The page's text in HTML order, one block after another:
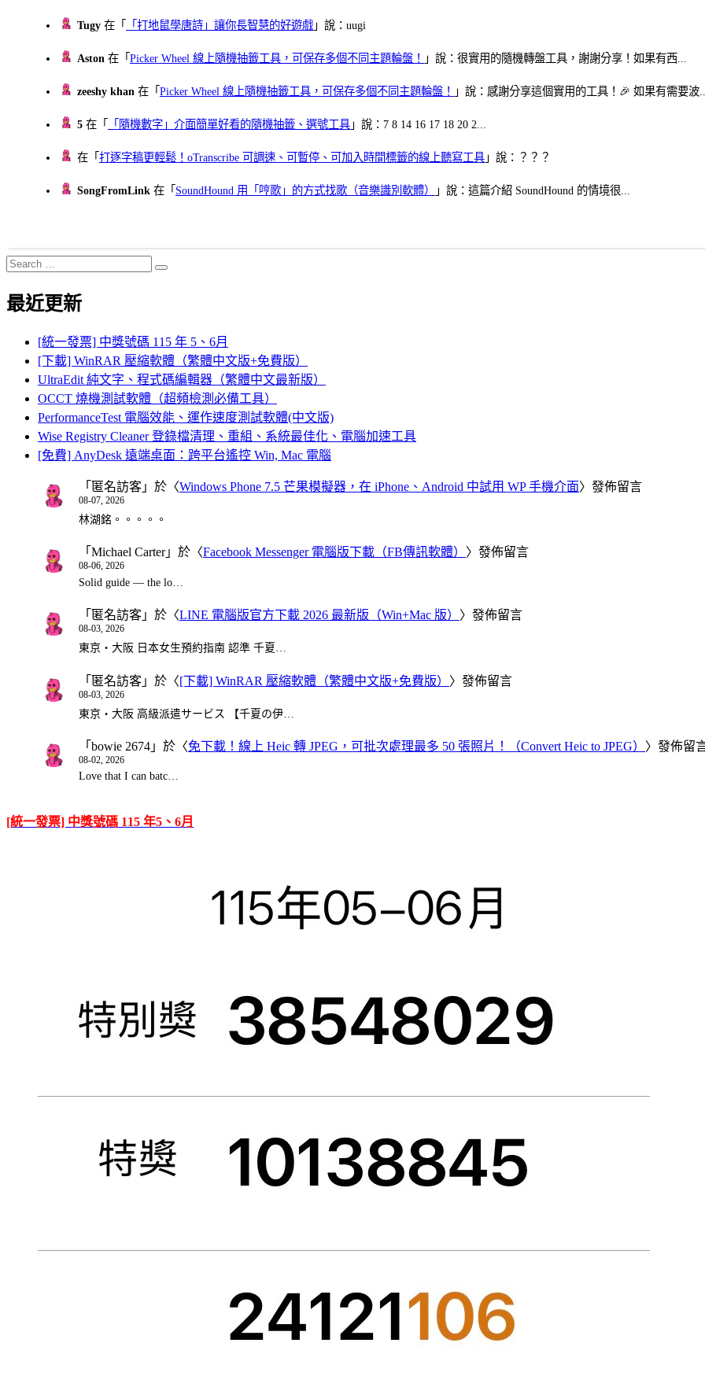
Tugy 在「 「打地鼠學唐詩」讓你長智慧的好遊戲 」說：uugi
Aston 在「Picker Wheel 線上隨機抽籤工具，可保存多個不同主題輪盤！ 」說：很實用的隨機轉盤工具，謝謝分享！如果有西...
zeeshy khan 在「Picker Wheel 線上隨機抽籤工具，可保存多個不同主題輪盤！ 」說：感謝分享這個實用的工具！🎉 如果有需要波
5 在「 「隨機數字」介面簡單好看的隨機抽籤、選號工具 」說：7 8 14 16 17 18 20 2...
在「打逐字稿更輕鬆！oTranscribe 可調速、可暫停、可加入時間標籤的線上聽寫工具 」說：？？？
SongFromLink 在「 SoundHound 用「哼歌」的方式找歌（音樂識別軟體） 」說：這篇介紹 SoundHound 的情境很...
Search
for:
Search
最近更新
[統一發票] 中獎號碼 115 年 5、6月
[下載] WinRAR 壓縮軟體（繁體中文版+免費版）
UltraEdit 純文字、程式碼編輯器（繁體中文最新版）
OCCT 燒機測試軟體（超頻檢測必備工具）
PerformanceTest 電腦效能、運作速度測試軟體(中文版)
Wise Registry Cleaner 登錄檔清理、重組、系統最佳化、電腦加速工具
[免費] AnyDesk 遠端桌面：跨平台遙控 Win, Mac 電腦
「 匿名訪客 」於〈Windows Phone 7.5 芒果模擬器，在 iPhone、Android 中試用 WP 手機介面〉發佈留言
08-07, 2026
林湖銘。。。。。
「 Michael Carter」於〈Facebook Messenger 電腦版下載（FB傳訊軟體） 〉發佈留言
08-06, 2026
Solid guide — the lo…
「 匿名訪客 」於〈LINE 電腦版官方下載 2026 最新版（Win+Mac 版） 〉發佈留言
08-03, 2026
東京・大阪 日本女生預約指南 認準 千夏…
「 匿名訪客 」於〈[下載] WinRAR 壓縮軟體（繁體中文版+免費版） 〉發佈留言
08-03, 2026
東京・大阪 高級派遣サービス 【千夏の伊…
「 bowie 2674 」於〈免下載！線上 Heic 轉 JPEG，可批次處理最多 50 張照片！（Convert Heic to JPEG） 〉發佈留
08-02, 2026
Love that I can batc…
[統一發票] 中獎號碼 115 年5、6月